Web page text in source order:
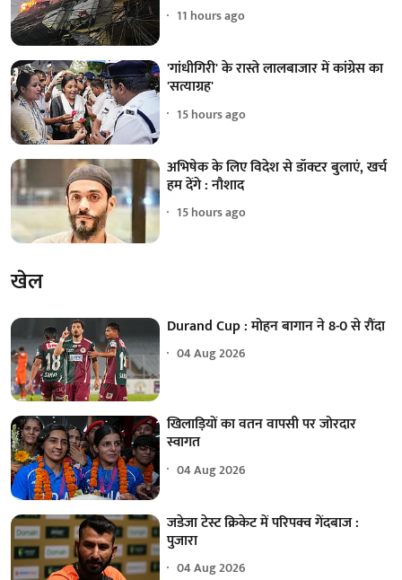
11 hours ago
'गांधीगिरी' के रास्ते लालबाजार में कांग्रेस का
'सत्याग्रह'
15 hours ago
अभिषेक के लिए विदेश से डॉक्टर बुलाएं, खर्च
हम देंगे : नौशाद
15 hours ago
खेल
Durand Cup : मोहन बागान ने 8-0 से रौंदा
04 Aug 2026
खिलाड़ियों का वतन वापसी पर जोरदार
स्वागत
04 Aug 2026
जडेजा टेस्ट क्रिकेट में परिपक्व गेंदबाज :
पुजारा
04 Aug 2026